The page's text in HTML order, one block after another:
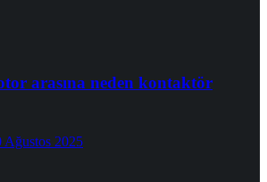
arasına neden kontaktör
Ağustos 2025